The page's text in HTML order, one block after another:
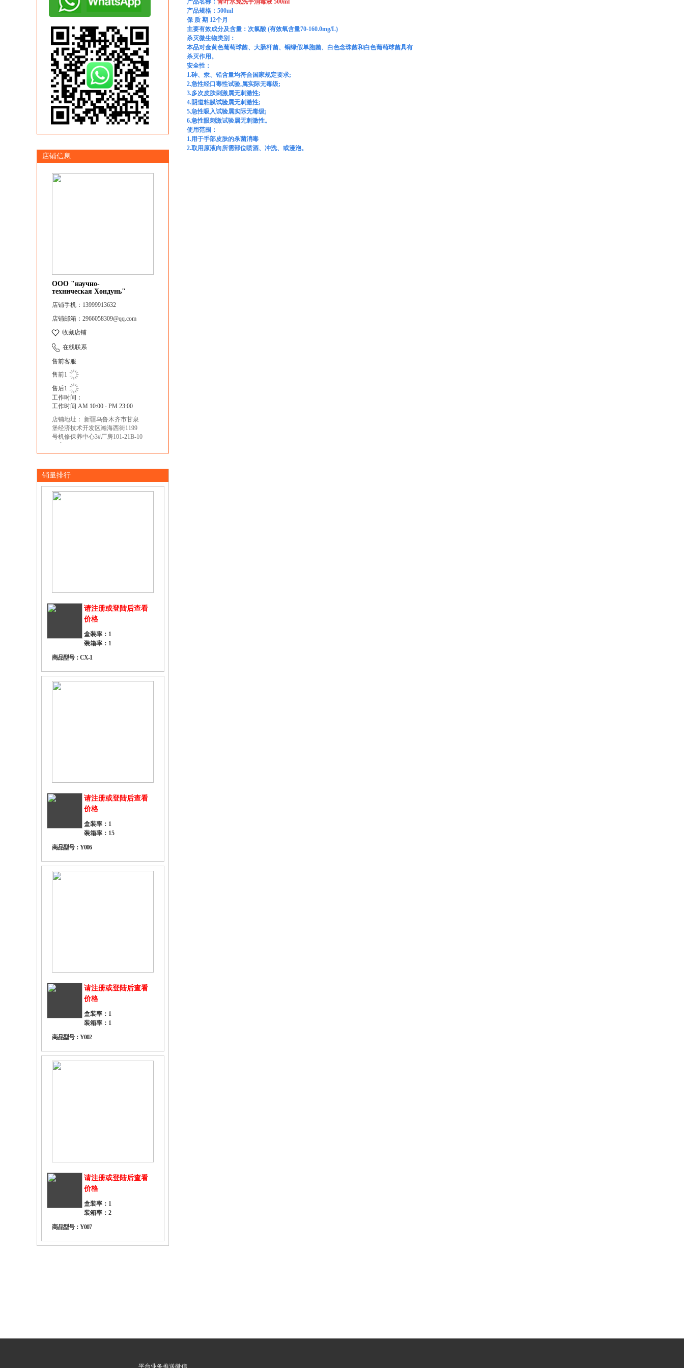
店铺信息
ООО "научно-
техническая Хондунь"
店铺手机：13999913632
店铺邮箱：2966058309@qq.com
收藏店铺
在线联系
售前客服
售前1
售后1
工作时间：
工作时间 AM 10:00 - PM 23:00
店铺地址： 新疆乌鲁木齐市甘泉
堡经济技术开发区瀚海西街1199
号机修保养中心3#厂房101-21B-10
91室
销量排行
请注册或登陆后查看
价格
盒装率：1
装箱率：1
商品型号：CX-1
请注册或登陆后查看
价格
盒装率：1
装箱率：15
商品型号：Y006
请注册或登陆后查看
价格
盒装率：1
装箱率：1
商品型号：Y002
请注册或登陆后查看
价格
盒装率：1
装箱率：2
商品型号：Y007
产品名称： 青叶水免洗手消毒液 500ml
产品规格：500ml
保 质 期 12个月
主要有效成分及含量：次氯酸 (有效氧含量70-160.0mg/L)
杀灭微生物类别：
本品对金黄色葡萄球菌、大肠杆菌、铜绿假单胞菌、白色念珠菌和白色葡萄球菌具有
杀灭作用。
安全性 ：
1.砷、汞、 铅含量均符合国家规定要求;
2.急性经口毒性试验,属实际无毒级;
3.多次皮肤刺激属无刺激性;
4.阴道粘膜试验属无刺激性;
5.急性吸入试验属实际无毒级;
6.急性眼刺激试验属无刺激性。
使用范围：
1.用于手部皮肤的杀菌消毒
2.取用原液向所需部位喷酒、冲洗、或漫泡。
平台业务推送微信